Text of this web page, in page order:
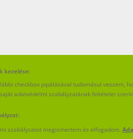
kezelése:
checkbox pipálásával tudomásul veszem,
adatvédelmi szabályzatának feltételei
szabályzatot megismertem és elfogadom.